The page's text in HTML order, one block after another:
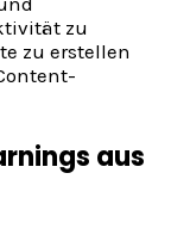
zu
zu erstellen
aus